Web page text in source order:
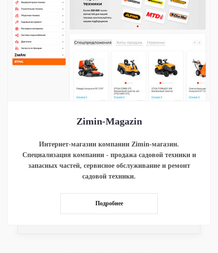
Zimin-Magazin
Интернет-магазин компании Zimin-магазин.
Специализация компании - продажа садовой техники и
запасных частей, сервисное обслуживание и ремонт
садовой техники.
Подробнее